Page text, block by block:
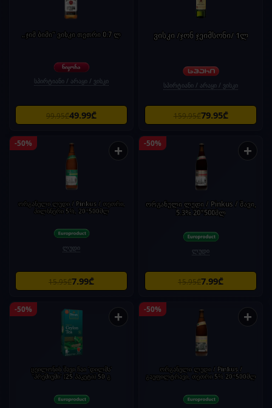
„ჯიმ ბიმი“ ვისკი თეთრი 0.7 ლ
სპირტიანი / არაყი / ვისკი
99.95₾49.99₾
ვისკი /ჯონ ჯეიმსონი/ 1ლ
სპირტიანი / არაყი / ვისკი
159.95₾79.95₾
-50% +
ორგანული ლუდი / Pinkus / თეთრი,
პილსნერი 5%, 20*500მლ
ლუდი
15.95₾7.99₾
-50% +
ორგანული ლუდი / Pinkus / შავი,
5.3% 20*500მლ
ლუდი
15.95₾7.99₾
-50% +
ცეილონის შავი ჩაი 'დილმა'
'პრემიუმი' (25 პაკეტი) 50 გ
-50% +
ორგანული ლუდი / Pinkus /
გაუფილტრავი, თეთრი 5% 20*500მლ